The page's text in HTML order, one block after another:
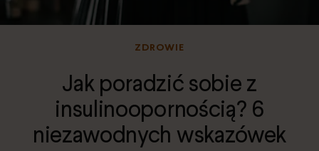
ZDROWIE
Jak poradzić sobie z
insulinoopornością? 6
niezawodnych wskazówek